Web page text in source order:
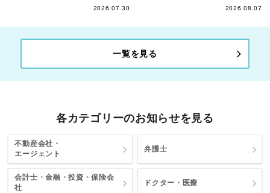
2026.07.30 2026.08.07
一覧を見る
各カテゴリーのお知らせを見る
不動産会社・
エージェント
弁護士
会計士・金融・投資・保険会
社
ドクター・医療